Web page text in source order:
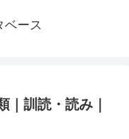
ベース
｜訓読・読み｜